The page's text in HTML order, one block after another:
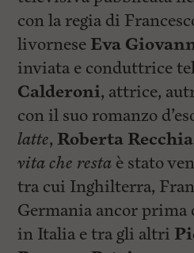
con la regia di
livornese Eva
inviata e conduttrice
Calderoni, attrice,
con il suo romanzo
latte, Roberta Recchia
vita che resta è stato
tra cui Inghilterra,
Germania ancor prima
in Italia e tra gli altri